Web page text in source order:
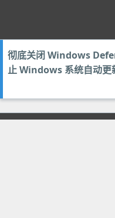
彻底关闭 Windows
止 Windows 系统自动更